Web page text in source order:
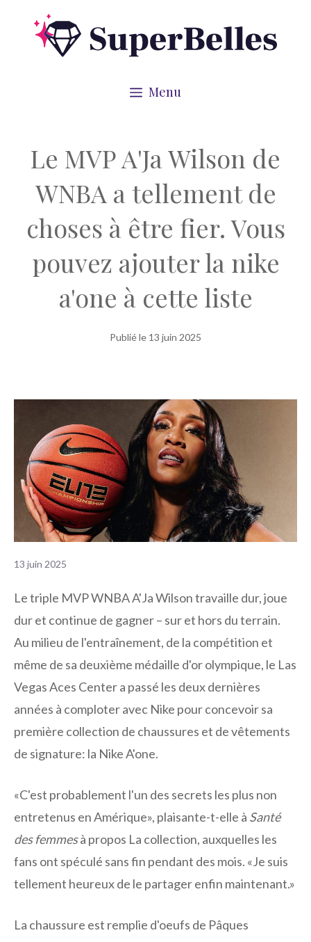
Menu
Le MVP A'Ja Wilson de
WNBA a tellement de
choses à être fier. Vous
pouvez ajouter la nike
a'one à cette liste
Publié le 13 juin 2025
13 juin 2025
Le triple MVP WNBA A'Ja Wilson travaille dur, joue
dur et continue de gagner – sur et hors du terrain.
Au milieu de l'entraînement, de la compétition et
même de sa deuxième médaille d'or olympique, le Las
Vegas Aces Center a passé les deux dernières
années à comploter avec Nike pour concevoir sa
première collection de chaussures et de vêtements
de signature: la Nike A'one.
«C'est probablement l'un des secrets les plus non
entretenus en Amérique», plaisante-t-elle à Santé
des femmesà propos La collection, auxquelles les
fans ont spéculé sans fin pendant des mois. «Je suis
tellement heureux de le partager enfin maintenant.»
La chaussure est remplie d'oeufs de Pâques